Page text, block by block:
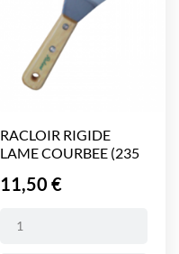
RACLOIR RIGIDE
LAME COURBEE (235
Prix
11,50 €